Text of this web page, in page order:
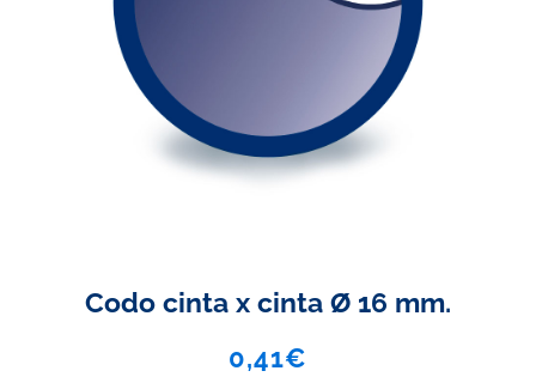
Codo cinta x cinta Ø 16 mm.
0,41€